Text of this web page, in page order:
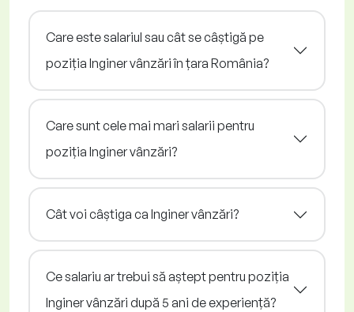
Care este salariul sau cât se câștigă pe
poziția Inginer vânzări în țara România?
Care sunt cele mai mari salarii pentru
poziția Inginer vânzări?
Cât voi câștiga ca Inginer vânzări?
Ce salariu ar trebui să aștept pentru poziția
Inginer vânzări după 5 ani de experiență?